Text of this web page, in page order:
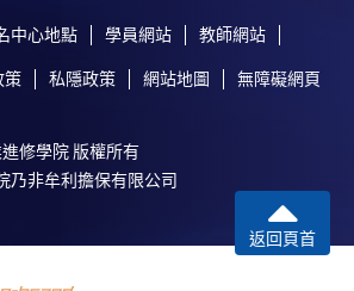
中心地點 學員網站 教師網站
策 私隱政策 網站地圖 無障礙網頁
修學院 版權所有
乃非牟利擔保有限公司
返回頁首